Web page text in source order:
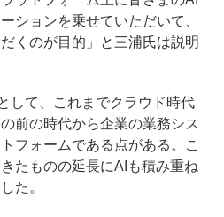
ションを乗せていただいて、
くのが目的」と三浦氏は説明
して、これまでクラウド時代
前の時代から企業の業務シス
フォームである点がある。こ
たものの延長にAIも積み重ね
た。